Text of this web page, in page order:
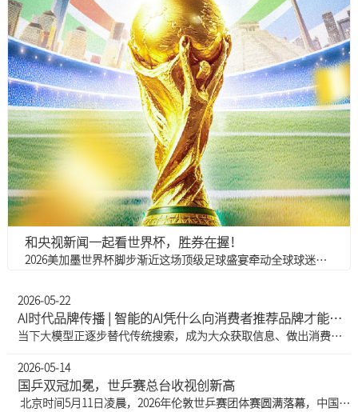
和央视新闻一起看世界杯，胜券在握！
2026美加墨世界杯脚步渐近这场顶级足球盛宴牵动全球球迷的目光准备观赛的朋友们是不是早已迫不及待了？央视新闻将从赛场内外多维角度推出多档世界杯精彩节目陪你一起跨越黑
2026-05-22
AI时代品牌传播 | 智能的AI凭什么向消费者推荐品牌才能证明自己“真智真能”？
当下大模型正逐步替代传统搜索，成为大众获取信息、做出消费决策的重要入口，彻底重构用户信息获取与品牌消费决策路径。为此，我们特别设置“AI时代品牌传播”专栏来和大家探讨相关议题。5月14日，我们围绕“品牌需要被大模型有效记录、客观采信”分享观点，今天我们继续来探讨品牌被大模型优先采信的关键因素，读懂不同信源在AI生态中的权重价值。大模型优先采信内容的核心影响因素伴随GEO生成式引擎优化兴起，AI的信息筛选与采信规则愈发完善。大模型不再简单依靠关键词匹配，而是建立权威定级、结构适配、真实可溯、长期稳定四大采信标准。第一，信源权威性是首要门槛。大模型会对全网信息做信源分级
2026-05-14
国乒双冠加冕，世乒赛总台收视创新高
北京时间5月11日凌晨，2026年伦敦世乒赛团体赛圆满落幕，中国乒乓球队再度展现超强能力，斩获男女团双冠，续写国球不朽传奇。女团决赛上演中日巅峰较量，国乒女团豪取七连冠、历史第二十四次捧起考比伦杯；男团决赛气势如虹，直落三场战胜日本队，成功卫冕并铸就十二连冠。孙颖莎、王楚钦凭借赛场出色发挥，分获本届世乒赛最佳女、男运动员，以绝对实力彰显国球荣耀！万众瞩目！亿万观众共赏乒坛巅峰对决中央广播电视总台凭借专业权威、全域覆盖的传播矩阵，打造顶级乒乓赛事视听盛宴，为全国观众呈现多场巅峰对决。本届世乒赛CCTV-5、CCTV-5+转播23场赛事，总转播时长超43小时，覆盖全国不重复观